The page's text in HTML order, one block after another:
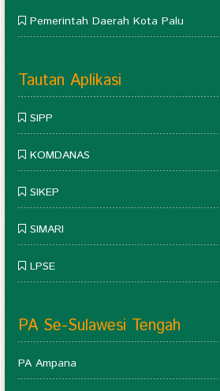
Pemerintah Daerah Kota Palu
Tautan Aplikasi
SIPP
KOMDANAS
SIKEP
SIMARI
LPSE
PA Se-Sulawesi Tengah
PA Ampana